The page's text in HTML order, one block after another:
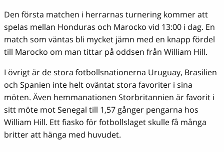
Den första matchen i herrarnas turnering kommer att
spelas mellan Honduras och Marocko vid 13:00 i dag. En
match som väntas bli mycket jämn med en knapp fördel
till Marocko om man tittar på oddsen från William Hill.
I övrigt är de stora fotbollsnationerna Uruguay, Brasilien
och Spanien inte helt oväntat stora favoriter i sina
möten. Även hemmanationen Storbritannien är favorit i
sitt möte mot Senegal till 1,57 gånger pengarna hos
William Hill. Ett fiasko för fotbollslaget skulle få många
britter att hänga med huvudet.